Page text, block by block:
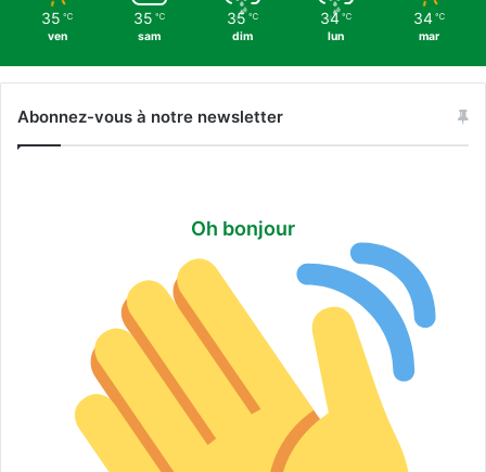
à
n
35 ℃
ven
35 ℃
sam
35 ℃
dim
34 ℃
lun
34 ℃
mar
Abonnez-vous à notre newsletter
Oh bonjour